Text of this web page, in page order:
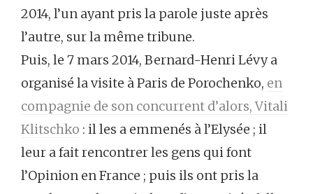
2014, l’un ayant pris la parole juste après
l’autre, sur la même tribune.
Puis, le 7 mars 2014, Bernard-Henri Lévy a
organisé la visite à Paris de Porochenko, en
compagnie de son concurrent d’alors, Vitali
Klitschko : il les a emmenés à l’Elysée ; il
leur a fait rencontrer les gens qui font
l’Opinion en France ; puis ils ont pris la